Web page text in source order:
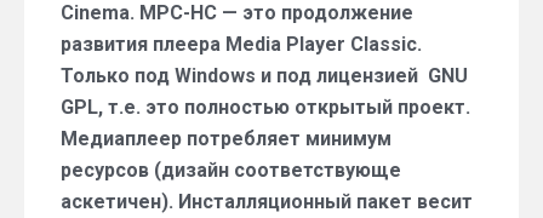
Cinema. MPC-HC — это продолжение
развития плеера Media Player Classic.
Только под Windows и под лицензией GNU
GPL, т.е. это полностью открытый проект.
Медиаплеер потребляет минимум
ресурсов (дизайн соответствующе
аскетичен). Инсталляционный пакет весит